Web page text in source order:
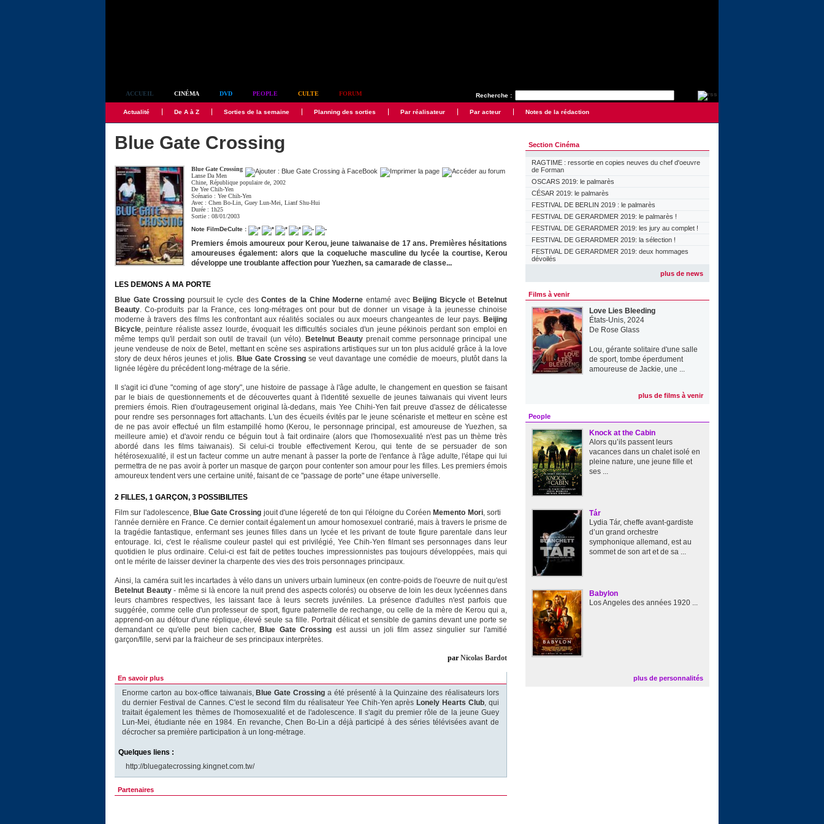
Recherche :
ACCUEIL CINÉMA DVD PEOPLE CULTE FORUM
Actualité De A à Z Sorties de la semaine Planning des sorties Par réalisateur Par acteur Notes de la rédaction
Blue Gate Crossing
Blue Gate Crossing
Lanse Da Men
Chine, République populaire de, 2002
DeYee Chih-Yen
Scénario :Yee Chih-Yen
Avec :Chen Bo-Lin ,Guey Lun-Mei ,Lianf Shu-Hui
Durée : 1h25
Sortie : 08/01/2003
Note FilmDeCulte :
Premiers émois amoureux pour Kerou, jeune taiwanaise de 17 ans. Premières hésitations
amoureuses également: alors que la coqueluche masculine du lycée la courtise, Kerou
développe une troublante affection pour Yuezhen, sa camarade de classe...
LES DEMONS A MA PORTE
Blue Gate Crossing poursuit le cycle desContes de la Chine Moderne entamé avec Beijing Bicycleet Betelnut
Beauty. Co-produits par la France, ces long-métrages ont pour but de donner un visage à la jeunesse chinoise
moderne à travers des films les confrontant aux réalités sociales ou aux moeurs changeantes de leur pays. Beijing
Bicycle, peinture réaliste assez lourde, évoquait les difficultés sociales d'un jeune pékinois perdant son emploi en
même temps qu'il perdait son outil de travail (un vélo). Betelnut Beautyprenait comme personnage principal une
jeune vendeuse de noix de Betel, mettant en scène ses aspirations artistiques sur un ton plus acidulé grâce à la love
story de deux héros jeunes et jolis. Blue Gate Crossingse veut davantage une comédie de moeurs, plutôt dans la
lignée légère du précédent long-métrage de la série.
Il s'agit ici d'une "coming of age story", une histoire de passage à l'âge adulte, le changement en question se faisant
par le biais de questionnements et de découvertes quant à l'identité sexuelle de jeunes taiwanais qui vivent leurs
premiers émois. Rien d'outrageusement original là-dedans, mais Yee Chihi-Yen fait preuve d'assez de délicatesse
pour rendre ses personnages fort attachants. L'un des écueils évités par le jeune scénariste et metteur en scène est
de ne pas avoir effectué un film estampillé homo (Kerou, le personnage principal, est amoureuse de Yuezhen, sa
meilleure amie) et d'avoir rendu ce béguin tout à fait ordinaire (alors que l'homosexualité n'est pas un thème très
abordé dans les films taiwanais). Si celui-ci trouble effectivement Kerou, qui tente de se persuader de son
hétérosexualité, il est un facteur comme un autre menant à passer la porte de l'enfance à l'âge adulte, l'étape qui lui
permettra de ne pas avoir à porter un masque de garçon pour contenter son amour pour les filles. Les premiers émois
amoureux tendent vers une certaine unité, faisant de ce "passage de porte" une étape universelle.
2 FILLES, 1 GARÇON, 3 POSSIBILITES
Film sur l'adolescence, Blue Gate Crossing jouit d'une légereté de ton qui l'éloigne du Coréen Memento Mori, sorti
l'année dernière en France. Ce dernier contait également un amour homosexuel contrarié, mais à travers le prisme de
la tragédie fantastique, enfermant ses jeunes filles dans un lycée et les privant de toute figure parentale dans leur
entourage. Ici, c'est le réalisme couleur pastel qui est privilégié, Yee Chih-Yen filmant ses personnages dans leur
quotidien le plus ordinaire. Celui-ci est fait de petites touches impressionnistes pas toujours développées, mais qui
ont le mérite de laisser deviner la charpente des vies des trois personnages principaux.
Ainsi, la caméra suit les incartades à vélo dans un univers urbain lumineux (en contre-poids de l'oeuvre de nuit qu'est
Betelnut Beauty- même si là encore la nuit prend des aspects colorés) ou observe de loin les deux lycéennes dans
leurs chambres respectives, les laissant face à leurs secrets juvéniles. La présence d'adultes n'est parfois que
suggérée, comme celle d'un professeur de sport, figure paternelle de rechange, ou celle de la mère de Kerou qui a,
apprend-on au détour d'une réplique, élevé seule sa fille. Portrait délicat et sensible de gamins devant une porte se
demandant ce qu'elle peut bien cacher, Blue Gate Crossing est aussi un joli film assez singulier sur l'amitié
garçon/fille, servi par la fraicheur de ses principaux interprètes.
par Nicolas Bardot
En savoir plus
Enorme carton au box-office taiwanais, Blue Gate Crossing a été présenté à la Quinzaine des réalisateurs lors
du dernier Festival de Cannes. C'est le second film du réalisateur Yee Chih-Yen après Lonely Hearts Club, qui
traitait également les thèmes de l'homosexualité et de l'adolescence. Il s'agit du premier rôle de la jeune Guey
Lun-Mei, étudiante née en 1984. En revanche, Chen Bo-Lin a déjà participé à des séries télévisées avant de
décrocher sa première participation à un long-métrage.
Quelques liens :
http://bluegatecrossing.kingnet.com.tw/
Partenaires
Section Cinéma
RAGTIME : ressortie en copies neuves du chef d'oeuvre
de Forman
OSCARS 2019: le palmarès
CÉSAR 2019: le palmarès
FESTIVAL DE BERLIN 2019 : le palmarès
FESTIVAL DE GERARDMER 2019: le palmarès !
FESTIVAL DE GERARDMER 2019: les jury au complet !
FESTIVAL DE GERARDMER 2019: la sélection !
FESTIVAL DE GERARDMER 2019: deux hommages
dévoilés
plus de news
Films à venir
Love Lies Bleeding
États-Unis, 2024
De Rose Glass
Lou, gérante solitaire d'une salle
de sport, tombe éperdument
amoureuse de Jackie, une ...
plus de films à venir
People
Knock at the Cabin
Alors qu’ils passent leurs
vacances dans un chalet isolé en
pleine nature, une jeune fille et
ses ...
Tár
Lydia Tár, cheffe avant-gardiste
d’un grand orchestre
symphonique allemand, est au
sommet de son art et de sa ...
Babylon
Los Angeles des années 1920 ...
plus de personnalités